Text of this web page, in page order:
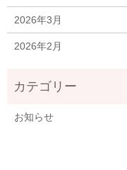
2026年3月
2026年2月
お知らせ